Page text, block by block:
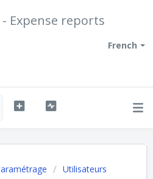
- Expense reports
French
Utilisateurs